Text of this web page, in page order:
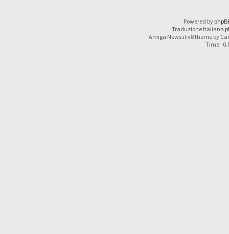
Powered by
Traduzione Italiana
Amiga News.it v8 theme by
Time :